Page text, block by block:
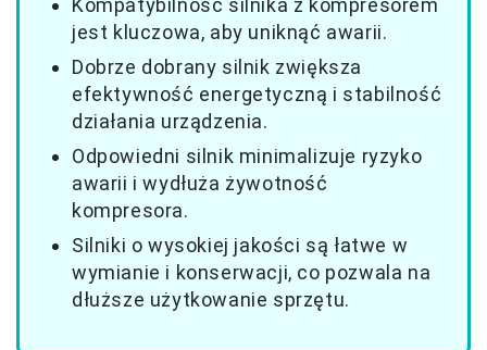
Kompatybilność silnika z kompresorem
jest kluczowa, aby uniknąć awarii.
Dobrze dobrany silnik zwiększa
efektywność energetyczną i stabilność
działania urządzenia.
Odpowiedni silnik minimalizuje ryzyko
awarii i wydłuża żywotność
kompresora.
Silniki o wysokiej jakości są łatwe w
wymianie i konserwacji, co pozwala na
dłuższe użytkowanie sprzętu.